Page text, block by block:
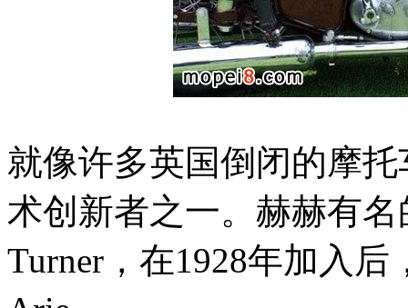
就像许多英国倒闭的摩
术创新者之一。赫赫有
Turner，在1928年加入